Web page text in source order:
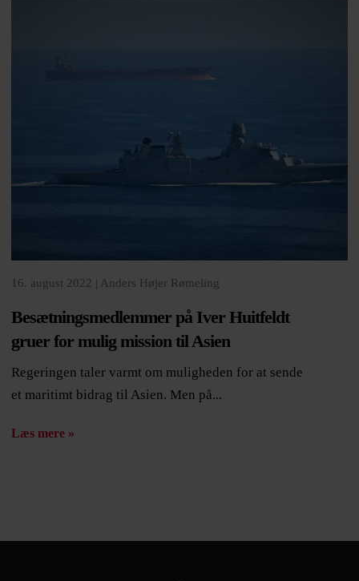
16. august 2022 | Anders Højer Rømeling
Besætningsmedlemmer på Iver Huitfeldt
gruer for mulig mission til Asien
Regeringen taler varmt om muligheden for at sende
et maritimt bidrag til Asien. Men på...
Læs mere »